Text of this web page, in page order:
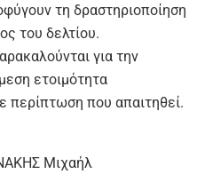
τη δραστηριοποίηση
του δελτίου.
για την
ετοιμότητα
περίπτωση που απαιτηθεί.
Μιχαήλ